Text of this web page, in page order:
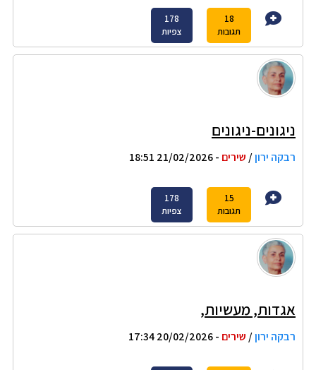
18
תגובות
178
צפיות
ניגונים-ניגונים
רבקה ירון/ שירים - 21/02/2026 18:51
15
תגובות
178
צפיות
אגדות, מעשיות,
רבקה ירון/ שירים - 20/02/2026 17:34